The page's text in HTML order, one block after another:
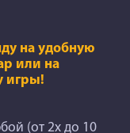
на удобную
или на
игры!
(от 2х до 10